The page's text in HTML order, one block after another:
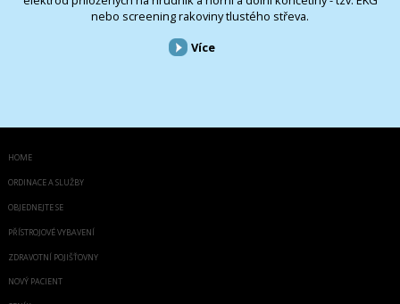
nebo screening rakoviny tlustého střeva.
Více
HOME
ORDINACE A SLUŽBY
OBJEDNEJTE SE
PŘÍSTROJOVÉ VYBAVENÍ
ZDRAVOTNÍ POJIŠŤOVNY
NOVÝ PACIENT